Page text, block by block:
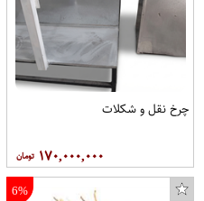
چرخ نقل و شکلات
۱۷۰,۰۰۰,۰۰۰
6%